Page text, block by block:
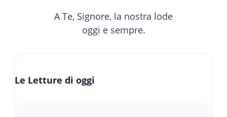
A Te, Signore, la nostra lode
oggi e sempre.
Le Letture di oggi